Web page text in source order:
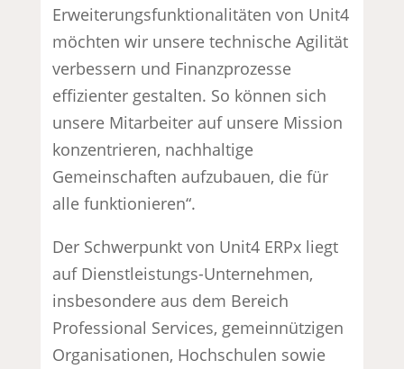
Erweiterungsfunktionalitäten von Unit4
möchten wir unsere technische Agilität
verbessern und Finanzprozesse
effizienter gestalten. So können sich
unsere Mitarbeiter auf unsere Mission
konzentrieren, nachhaltige
Gemeinschaften aufzubauen, die für
alle funktionieren“.
Der Schwerpunkt von Unit4 ERPx liegt
auf Dienstleistungs-Unternehmen,
insbesondere aus dem Bereich
Professional Services, gemeinnützigen
Organisationen, Hochschulen sowie